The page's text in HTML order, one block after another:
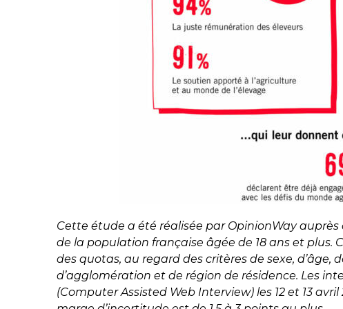
Cette étude a été réalisée par OpinionWay
de la population française âgée de 18 ans et
des quotas, au regard des critères de sexe, d’âge,
d’agglomération et de région de résidence. Les
(Computer Assisted Web Interview) les 12 et 13